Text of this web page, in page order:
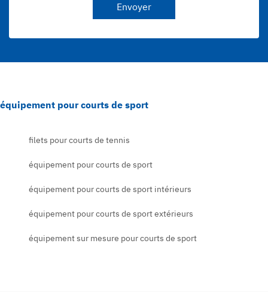
Envoyer
équipement pour courts de sport
filets pour courts de tennis
équipement pour courts de sport
équipement pour courts de sport intérieurs
équipement pour courts de sport extérieurs
équipement sur mesure pour courts de sport